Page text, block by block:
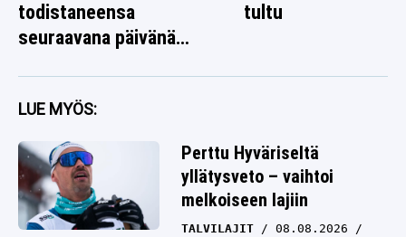
todistaneensa
seuraavana päivänä
tultu
LUE MYÖS:
Perttu Hyväriseltä
yllätysveto – vaihtoi
melkoiseen lajiin
TALVILAJIT
08.08.2026